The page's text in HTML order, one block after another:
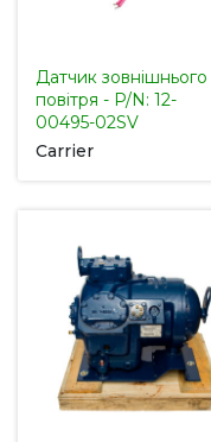
Датчик зовнішнього
повітря - P/N: 12-
00495-02SV
Carrier